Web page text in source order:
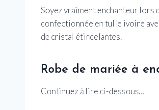
Soyez vraiment enchanteur lors
confectionnée en tulle ivoire
de cristal étincelantes.
Robe de mariée à
Continuez à lire ci-dessous…